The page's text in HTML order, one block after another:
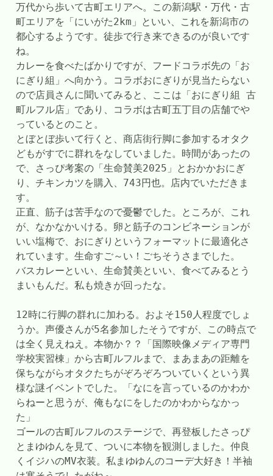
万代から歩いて古町エリアへ。この新潟駅・万代・古
町エリアを「にいがた2km」といい、これを新潟市の
都心するようです。徒歩で行き来できるのが良いです
ね。
カレーを食べたばかりですが、フードコラボ先の「お
にぎり組」へ向かう。コラボおにぎりが見当たらない
ので店員さんに聞いてみると、ここは「おにぎり組 古
町ルフル店」であり、コラボは古町五丁目の店舗でや
っているとのこと。
とぼとぼ歩いて行くと、商店街行脚に参加するオタク
どもがすでに群れをなしていました。時間があったの
で、さっぴ考案の「生命賛美2025」とおかかおにぎ
り、チキンカツを購入、743円也。店内でいただきま
す。
正直、筋子は苦手なので憂鬱でした。ところが、これ
が、なかなかいける。卵と筋子のコンビネーションが
いい塩梅で、おにぎりというフォーマットに最適化さ
れています。生命すご～い！ごちそうさまでした。
バスカレーといい、生命賛美といい、食べてみるとう
まいもんだ。私も焼きが回ったな。
12時に行脚の群れに加わる。およそ150人程度でしょ
うか。声優さんが5名参加したそうですが、この時点で
は全く見えねえ。本物か？？「国際映像メディア専門
学校実習棟」から古町ルフルまで、まあまあの距離を
保ちながらオタクたちがぞろぞろついていくという異
様な謎イベントでした。「なにを言っているのかわか
らねーと思うが、俺もなにをしたのかわからなかっ
た」
ゴールの古町ルフルのステージで、再登板したさっぴ
とまゆゆんを見て、ついに本物を観測しました。仲良
くイジハのMV衣装。私まゆゆんのコーデ大好き！半袖